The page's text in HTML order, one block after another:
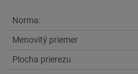
Norma:
Menovitý priemer
Plocha prierezu